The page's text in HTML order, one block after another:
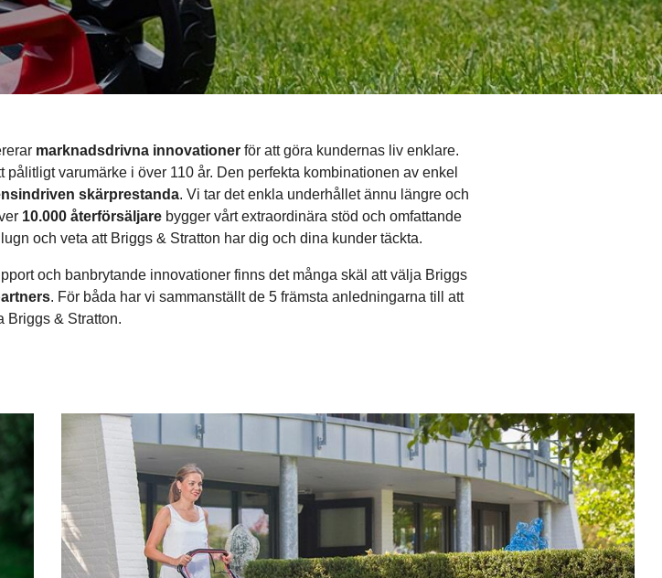
marknadsdrivna innovationerför att göra kundernas liv enklare.
varumärke i över 110 år. Den perfekta kombinationen av enkel
skärprestanda. Vi tar det enkla underhållet ännu längre och
10.000 återförsäljare bygger vårt extraordinära stöd och omfattande
och veta att Briggs & Stratton har dig och dina kunder täckta.
och banbrytande innovationer finns det många skäl att välja Briggs
. För båda har vi sammanställt de 5 främsta anledningarna till att
Briggs & Stratton.